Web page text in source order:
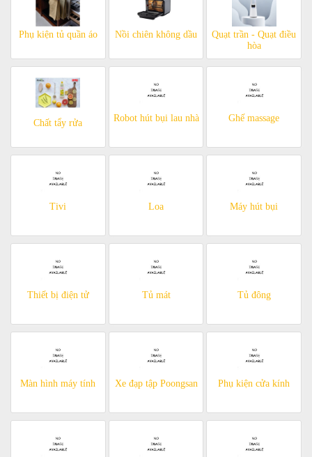
Phụ kiện tủ quần áo Nồi chiên không dầu
Quạt trần - Quạt điều
hòa
Chất tẩy rửa Robot hút bụi lau nhà Ghế massage
Tivi Loa Máy hút bụi
Thiết bị điện tử Tủ mát Tủ đông
Màn hình máy tính Xe đạp tập Poongsan Phụ kiện cửa kính